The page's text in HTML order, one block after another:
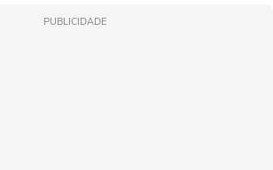
PUBLICIDADE